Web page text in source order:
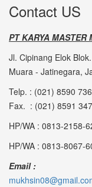
Contact US
PT KARYA MASTER
Jl. Cipinang Elok
Muara - Jatinegara,
Telp. : (021) 8590
Fax. : (021) 8591
HP/WA : 0813-2158-
HP/WA : 0813-8067-
Email :